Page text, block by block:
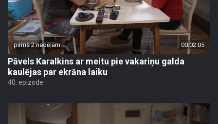
pirms 2 nedēļām 00:02:05
Pāvels Karalkins ar meitu pie vakariņu galda
kaulējas par ekrāna laiku
40. epizode